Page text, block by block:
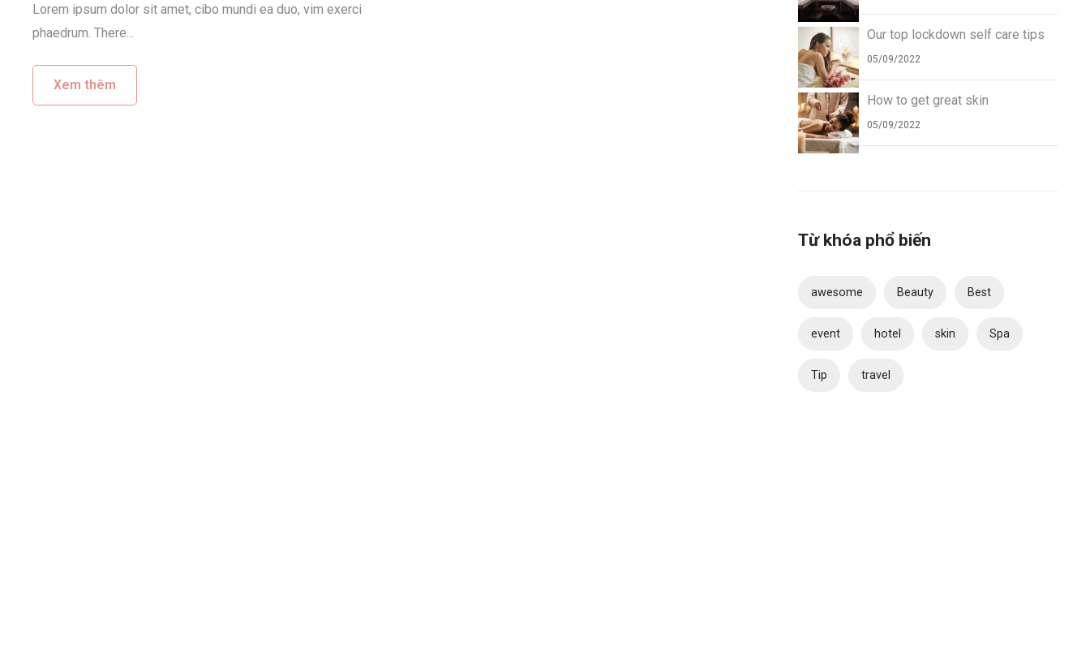
Lorem ipsum dolor sit amet, cibo mundi ea duo, vim exerci
phaedrum. There...
Xem thêm
Our top lockdown self care tips
05/09/2022
How to get great skin
05/09/2022
Từ khóa phổ biến
awesome Beauty Best
event hotel skin Spa
Tip travel